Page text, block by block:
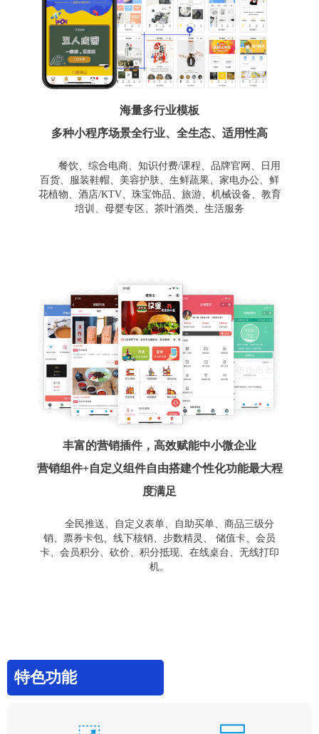
海量多行业模板
多种小程序场景全行业、全生态、适用性高
餐饮、综合电商、知识付费/课程、品牌官网、日用
百货、服装鞋帽、美容护肤、生鲜蔬果、家电办公、鲜
花植物、酒店/KTV、珠宝饰品、旅游、机械设备、教育
培训、母婴专区、茶叶酒类、生活服务
丰富的营销插件，高效赋能中小微企业
营销组件+自定义组件自由搭建个性化功能最大程
度满足
全民推送、自定义表单、自助买单、商品三级分
销、票券卡包、线下核销、步数精灵、 储值卡、会员
卡、会员积分、砍价、积分抵现、在线桌台、无线打印
机。
特色功能